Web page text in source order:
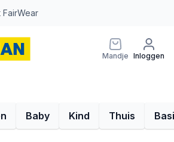
FairWear
Mandje Inloggen
Baby Kind Thuis